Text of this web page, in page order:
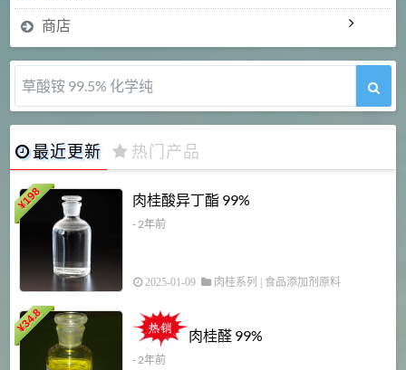
商店
5-甲氧基吲哚 98%
最近更新 热门产品
¥
198 肉桂酸异丁酯 99%
- 2年前
2025-01-09 肉桂系列 食品添加剂原料
¥
34.8
肉桂醛 99%
- 2年前